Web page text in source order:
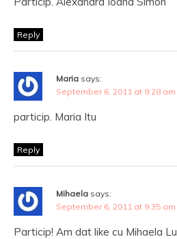
Reply
Maria says:
September 6, 2011 at 9:28 am
particip. Maria Itu
Reply
Mihaela says:
September 6, 2011 at 9:35 am
Particip! Am dat like cu Mihaela